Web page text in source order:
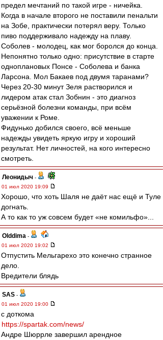
предел мечтаний по такой игре - ничейка.
Когда в начале второго не поставили пенальти
на Зобе, практически потерял веру. Только
пиво поддерживало надежду на плаву.
Соболев - молодец, как мог боролся до конца.
Непонятно только одно: присутствие в старте
одноплановых Понсе - Соболева и банка
Ларсона. Мол Бакаев под двумя таранами?
Через 20-30 минут Зеля растворился и
лидером атак стал Зобнин - это диагноз
серьёзной болезни команды, при всём
уважении к Роме.
Фидунько добился своего, всё меньше
надежды увидеть яркую игру и хороший
результат. Нет личностей, на кого интересно
смотреть.
Леонидыч -
01 июл 2020 19:09
Хорошо, что хоть Шаля не даёт нас ещё и Туле
догнать.
А то как то уж совсем будет «не комильфо»...
Olddima -
01 июл 2020 19:02
Отпустить Мельгарехо это конечно странное
дело.
Вредители блядь
SAS -
01 июл 2020 19:00
с доткома
https://spartak.com/news/
Андре Шюррле завершил арендное